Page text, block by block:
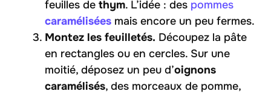
feuilles de thym. L’idée : des pommes
caramélisées mais encore un peu fermes.
Montez les feuilletés. Découpez la pâte
en rectangles ou en cercles. Sur une
moitié, déposez un peu d’oignons
caramélisés, des morceaux de pomme,